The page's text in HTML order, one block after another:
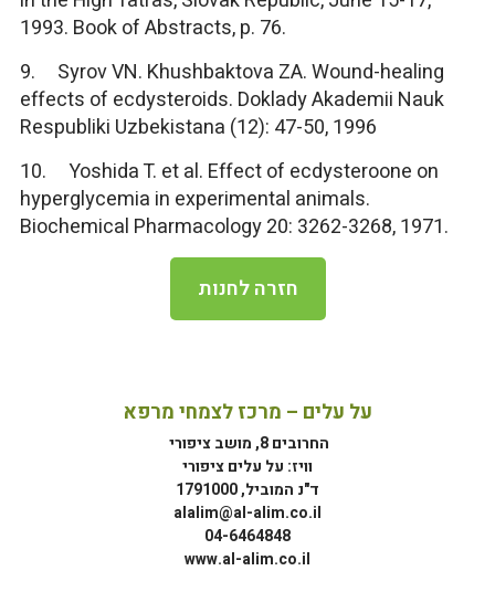
1993. Book of Abstracts, p. 76.
9. Syrov VN. Khushbaktova ZA. Wound-healing
effects of ecdysteroids. Doklady Akademii Nauk
Respubliki Uzbekistana (12): 47-50, 1996
10. Yoshida T. et al. Effect of ecdysteroone on
hyperglycemia in experimental animals.
Biochemical Pharmacology 20: 3262-3268, 1971.
חזרה לחנות
על עלים – מרכז לצמחי מרפא
החרובים 8, מושב ציפורי
וויז: על עלים ציפורי
ד"נ המוביל, 1791000
alalim@al-alim.co.il
04-6464848
www.al-alim.co.il